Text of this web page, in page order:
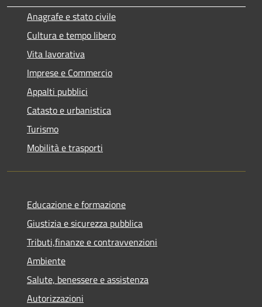
Anagrafe e stato civile
Cultura e tempo libero
Vita lavorativa
Imprese e Commercio
Appalti pubblici
Catasto e urbanistica
Turismo
Mobilità e trasporti
Educazione e formazione
Giustizia e sicurezza pubblica
Tributi,finanze e contravvenzioni
Ambiente
Salute, benessere e assistenza
Autorizzazioni